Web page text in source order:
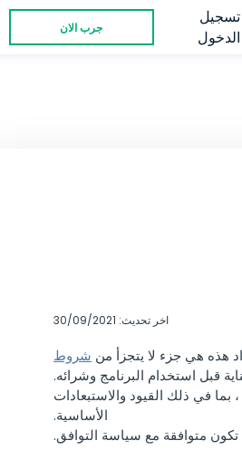
تسجيل
الدخول
جرب الان
اخر تحديث: 30/09/2021
شروط
قبل استخدام البرنامج وشرائه.
في ذلك القيود والاستبعادات
الأساسية.